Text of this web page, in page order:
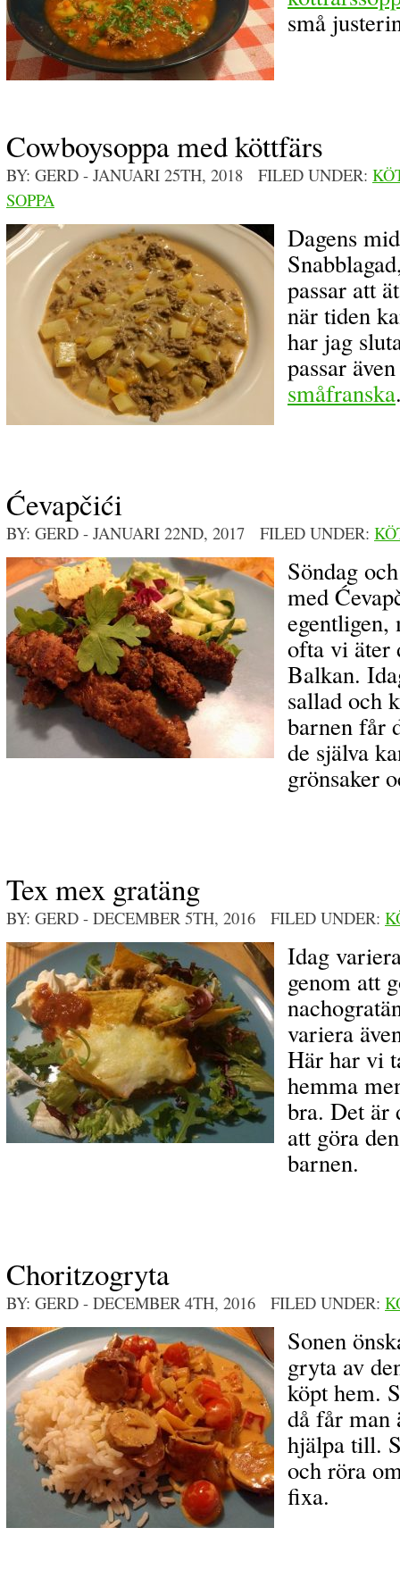
små
Cowboysoppa med köttfärs
BY: GERD - JANUARI 25TH, 2018 FILED UNDER:
SOPPA
Dagens
passar att
när tiden
har jag
passar
småfranska
Ćevapčići
BY: GERD - JANUARI 22ND, 2017 FILED UNDER:
Söndag
med
egentligen,
ofta vi äter
Balkan.
sallad och
barnen får
de själva
grönsaker
Tex mex gratäng
BY: GERD - DECEMBER 5TH, 2016 FILED UNDER:
Idag
genom att
variera
Här har vi
hemma
bra. Det är
att göra
barnen.
Choritzogryta
BY: GERD - DECEMBER 4TH, 2016 FILED UNDER:
Sonen
gryta av
köpt hem.
då får man
hjälpa till.
och röra
fixa.